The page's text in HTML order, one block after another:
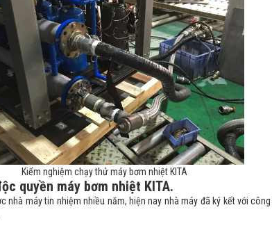
Kiểm nghiệm chạy thử máy bơm nhiệt KITA
quyền máy bơm nhiệt KITA.
nhà máy tin nhiệm nhiều năm, hiện nay nhà máy đã ký kết với